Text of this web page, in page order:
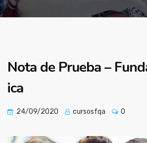
Nota de Prueba –
ica
24/09/2020 cursosfqa 0